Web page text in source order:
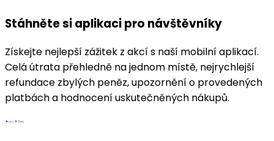
Stáhněte si aplikaci pro návštěvníky
Získejte nejlepší zážitek z akcí s naší mobilní aplikací.
Celá útrata přehledně na jednom místě, nejrychlejší
refundace zbylých peněz, upozornění o provedených
platbách a hodnocení uskutečněných nákupů.